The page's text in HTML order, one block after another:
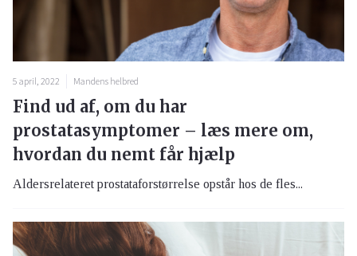
5 april, 2022 Mandens helbred
Find ud af, om du har
prostatasymptomer – læs mere om,
hvordan du nemt får hjælp
Aldersrelateret prostataforstørrelse opstår hos de fles...